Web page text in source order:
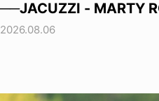
──JACUZZI - MARTY
2026.08.06